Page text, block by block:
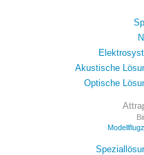
Akustische
Optische